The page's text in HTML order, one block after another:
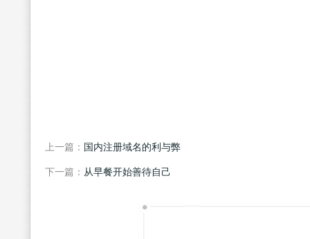
上一篇： 国内注册域名的利与弊
下一篇： 从早餐开始善待自己